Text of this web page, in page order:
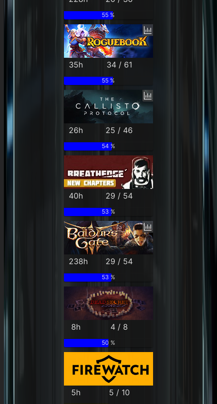
55 %
35h 34 / 61
55 %
26h 25 / 46
54 %
40h 29 / 54
53 %
238h 29 / 54
53 %
8h 4 / 8
50 %
5h 5 / 10